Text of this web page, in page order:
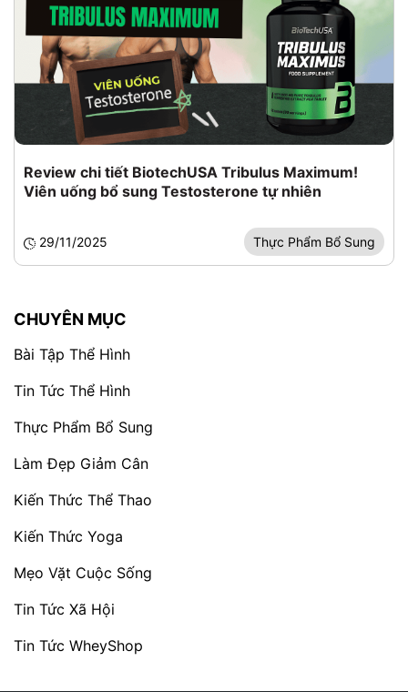
Review chi tiết BiotechUSA Tribulus Maximum!
Viên uống bổ sung Testosterone tự nhiên
29/11/2025 Thực Phẩm Bổ Sung
CHUYÊN MỤC
Bài Tập Thể Hình
Tin Tức Thể Hình
Thực Phẩm Bổ Sung
Làm Đẹp Giảm Cân
Kiến Thức Thể Thao
Kiến Thức Yoga
Mẹo Vặt Cuộc Sống
Tin Tức Xã Hội
Tin Tức WheyShop